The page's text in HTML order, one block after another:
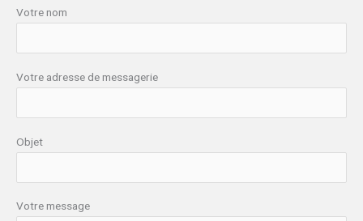
Votre nom
Votre adresse de messagerie
Objet
Votre message